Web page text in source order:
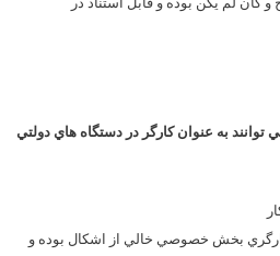
توانند به عنوان كارگر در دستگاه هاي دولتي
بخش خصوصي خالي از اشكال بوده و